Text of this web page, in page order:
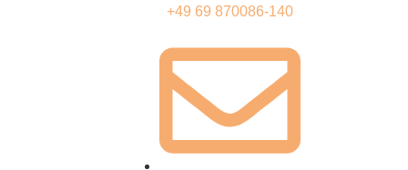
+49 69 870086-140